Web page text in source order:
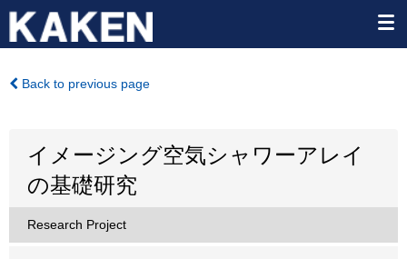
Back to previous page
イメージング空気シャワーアレイ
の基礎研究
Research Project